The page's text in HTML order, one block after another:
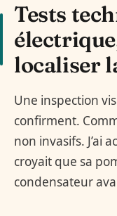
Tests
localiser
Une inspection
confirment.
non invasifs. J’ai
croyait que sa
condensateur